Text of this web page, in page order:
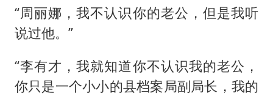
“周丽娜，我不认识你的老公，但是我听
说过他。”
“李有才，我就知道你不认识我的老公，
你只是一个小小的县档案局副局长，我的